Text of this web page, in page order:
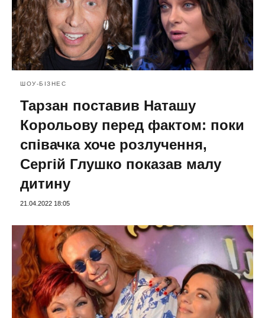
ШОУ-БІЗНЕС
Тарзан поставив Наташу
Корольову перед фактом: поки
співачка хоче розлучення,
Сергій Глушко показав малу
дитину
21.04.2022 18:05